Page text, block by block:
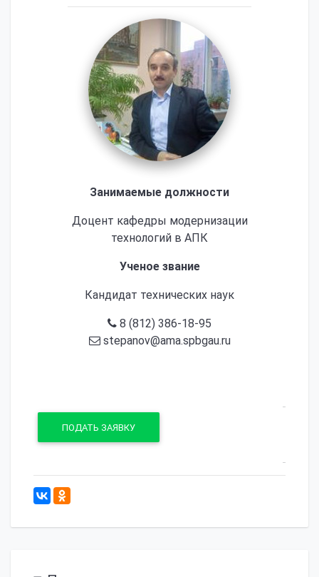
Занимаемые должности
Доцент кафедры модернизации
технологий в АПК
Ученое звание
Кандидат технических наук
8 (812) 386-18-95
stepanov@ama.spbgau.ru
ПОДАТЬ ЗАЯВКУ